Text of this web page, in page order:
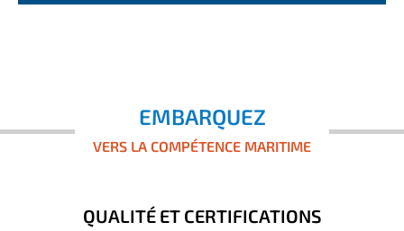
EMBARQUEZ
VERS LA COMPÉTENCE MARITIME
QUALITÉ ET CERTIFICATIONS